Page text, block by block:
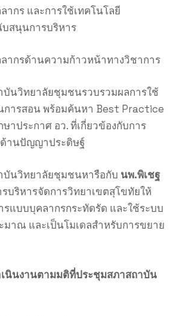
กร และการใช้เทคโนโลยี
สนุนการบริหาร
ากรด้านความก้าวหน้าทางวิชาการ
บันวิทยาลัยชุมชนรวบรวมผลการใช้
การสอน พร้อมค้นหา Best Practice
าประกาศ อว. ที่เกี่ยวข้องกับการ
ด้านปัญญาประดิษฐ์
บันวิทยาลัยชุมชนหารือกับ นพ.พิเชฐ
บริหารจัดการวิทยาเขตสุโขทัยให้
แบบบุคลากรกระทัดรัด และใช้ระบบ
มาณ และเป็นโมเดลสำหรับการขยาย
นินงานตามมติที่ประชุมสภาสถาบัน